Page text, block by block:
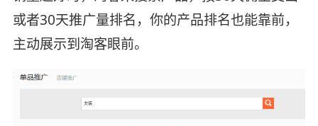
或者30天推广量排名，你的产品排名也能靠前，
主动展示到淘客眼前。